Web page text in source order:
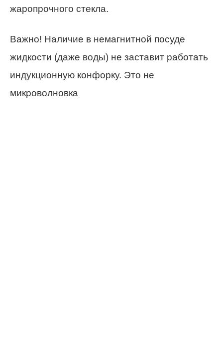
жаропрочного стекла.
Важно! Наличие в немагнитной посуде
жидкости (даже воды) не заставит работать
индукционную конфорку. Это не
микроволновка